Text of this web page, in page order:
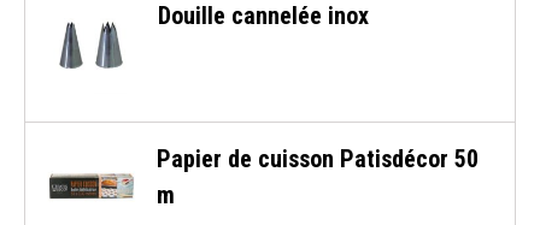
Douille cannelée inox
Papier de cuisson Patisdécor 50
m